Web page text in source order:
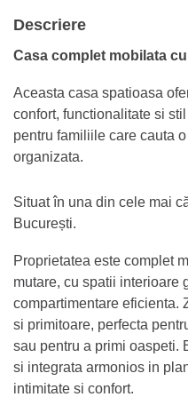
Descriere
Casa complet mobilata
Aceasta casa spatioasa
confort, functionalitate si
pentru familiile care cauta
organizata.
Situat în una din cele mai
București.
Proprietatea este complet
mutare, cu spatii interioare
compartimentare eficienta.
si primitoare, perfecta
sau pentru a primi oaspeti.
si integrata armonios in
intimitate si confort.